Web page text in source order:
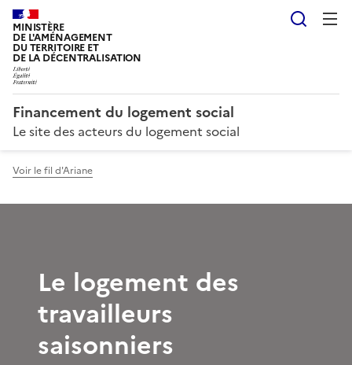
MINISTÈRE
DE L'AMÉNAGEMENT
DU TERRITOIRE ET
DE LA DÉCENTRALISATION
Financement du logement social
Le site des acteurs du logement social
Voir le fil d'Ariane
Le logement des
travailleurs
saisonniers